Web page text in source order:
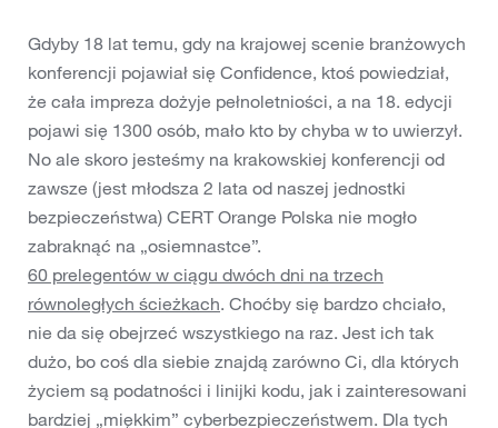
Gdyby 18 lat temu, gdy na krajowej scenie branżowych
konferencji pojawiał się Confidence, ktoś powiedział,
że cała impreza dożyje pełnoletniości, a na 18. edycji
pojawi się 1300 osób, mało kto by chyba w to uwierzył.
No ale skoro jesteśmy na krakowskiej konferencji od
zawsze (jest młodsza 2 lata od naszej jednostki
bezpieczeństwa) CERT Orange Polska nie mogło
zabraknąć na „osiemnastce”.
60 prelegentów w ciągu dwóch dni na trzech
równoległych ścieżkach. Choćby się bardzo chciało,
nie da się obejrzeć wszystkiego na raz. Jest ich tak
dużo, bo coś dla siebie znajdą zarówno Ci, dla których
życiem są podatności i linijki kodu, jak i zainteresowani
bardziej „miękkim” cyberbezpieczeństwem. Dla tych